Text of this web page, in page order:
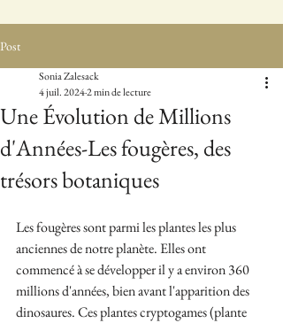
Post
Une Évolution de Millions
d'Années-Les fougères, des
trésors botaniques
Sonia Zalesack
4 juil. 20242 min de lecture
Les fougères sont parmi les plantes les plus
anciennes de notre planète. Elles ont
commencé à se développer il y a environ 360
millions d'années, bien avant l'apparition des
dinosaures. Ces plantes cryptogames (plante